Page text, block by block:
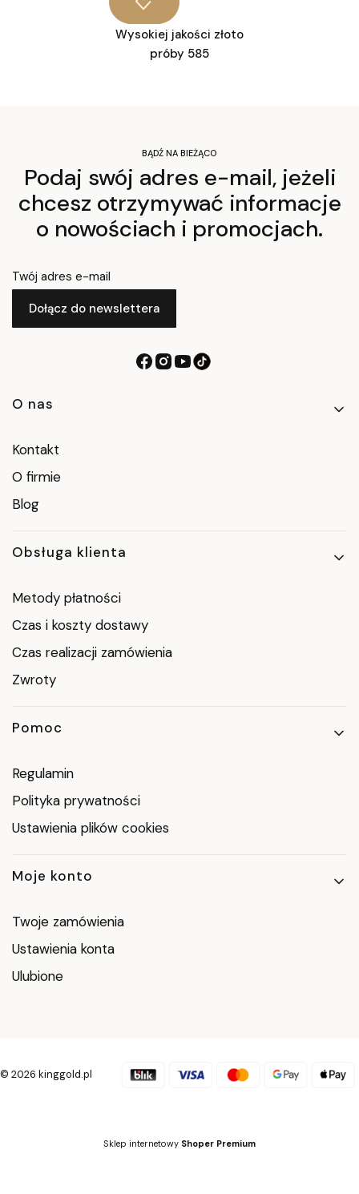
Wysokiej jakości złoto
próby 585
BĄDŹ NA BIEŻĄCO
Podaj swój adres e-mail, jeżeli
chcesz otrzymywać informacje
o nowościach i promocjach.
Twój adres e-mail
Dołącz do newslettera
Linki w stopce
O nas
Kontakt
O firmie
Blog
Obsługa klienta
Metody płatności
Czas i koszty dostawy
Czas realizacji zamówienia
Zwroty
Pomoc
Regulamin
Polityka prywatności
Ustawienia plików cookies
Moje konto
Twoje zamówienia
Ustawienia konta
Ulubione
© 2026 kinggold.pl
Sklep internetowy Shoper Premium